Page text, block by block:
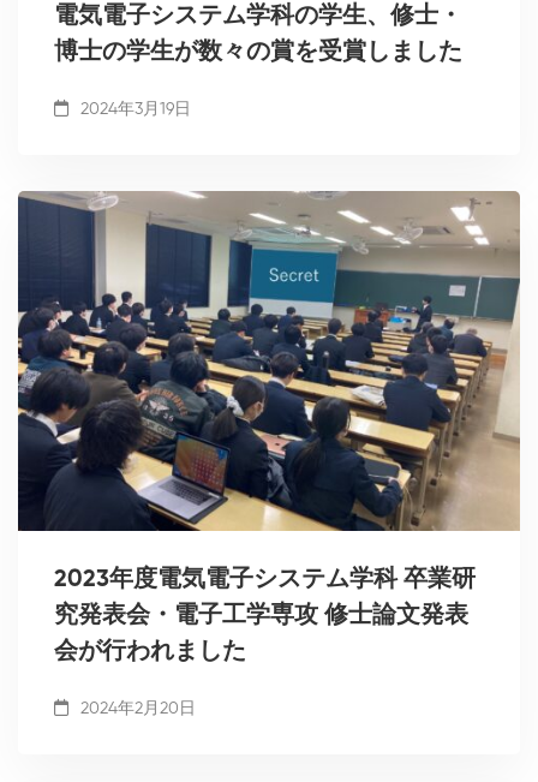
電気電子システム学科の学生、修士・
博士の学生が数々の賞を受賞しました
2024年3月19日
2023年度電気電子システム学科 卒業研
究発表会・電子工学専攻 修士論文発表
会が行われました
2024年2月20日